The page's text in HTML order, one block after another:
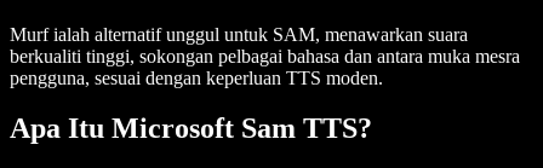
Murf ialah alternatif unggul untuk SAM, menawarkan suara
berkualiti tinggi, sokongan pelbagai bahasa dan antara muka mesra
pengguna, sesuai dengan keperluan TTS moden.
Apa Itu Microsoft Sam TTS?